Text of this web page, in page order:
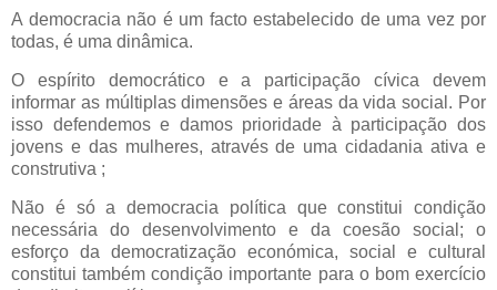
A democracia não é um facto estabelecido de uma vez por
todas, é uma dinâmica.
O espírito democrático e a participação cívica devem
informar as múltiplas dimensões e áreas da vida social. Por
isso defendemos e damos prioridade à participação dos
jovens e das mulheres, através de uma cidadania ativa e
construtiva ;
Não é só a democracia política que constitui condição
necessária do desenvolvimento e da coesão social; o
esforço da democratização económica, social e cultural
constitui também condição importante para o bom exercício